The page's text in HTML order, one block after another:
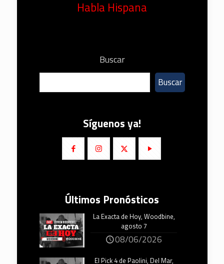
Habla Hispana
Buscar
Buscar
Síguenos ya!
Últimos Pronósticos
La Exacta de Hoy, Woodbine,
agosto 7
08/06/2026
El Pick 4 de Paolini, Del Mar,